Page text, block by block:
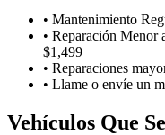
• Mantenimiento
• Reparación Menor
$1,499
• Reparaciones
• Llame o envíe un
Vehículos Que